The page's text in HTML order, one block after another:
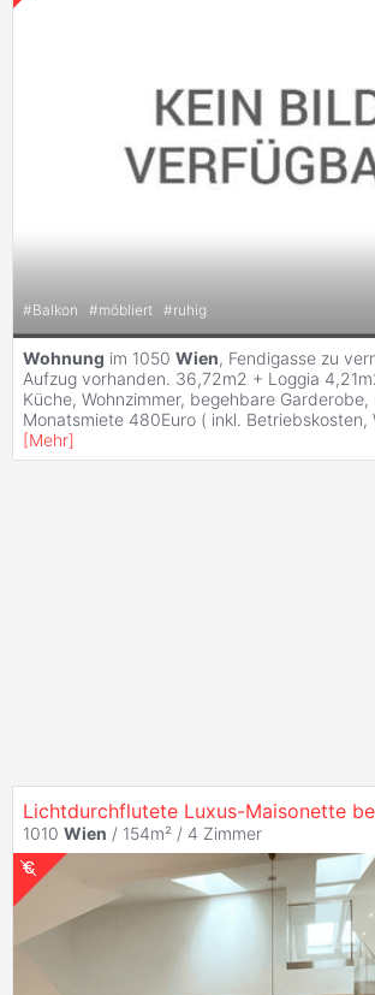
#Balkon #möbliert #ruhig
Wohnung im 1050 Wien, Fendigasse zu
Aufzug vorhanden. 36,72m2 + Loggia
Küche, Wohnzimmer, begehbare
Monatsmiete 480Euro ( inkl. Betriebskosten,
[Mehr]
1010 Wien / 154m² / 4 Zimmer